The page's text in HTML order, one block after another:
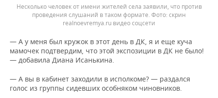
Несколько человек от имени жителей села заявили, что против
проведения слушаний в таком формате.
скрин
realnoevremya.ru видео соцсети
— А у меня был кружок в этот день в ДК, я и еще куча
мамочек подтвердим, что этой экспозиции в ДК не было!
— добавила Диана Исанькина.
— А вы в кабинет заходили в исполкоме? — раздался
голос из группы сидевших особняком чиновников.